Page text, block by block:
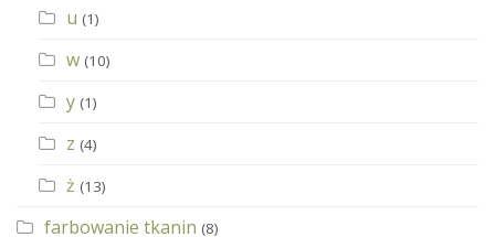
u (1)
w (10)
y (1)
z (4)
ż (13)
farbowanie tkanin (8)